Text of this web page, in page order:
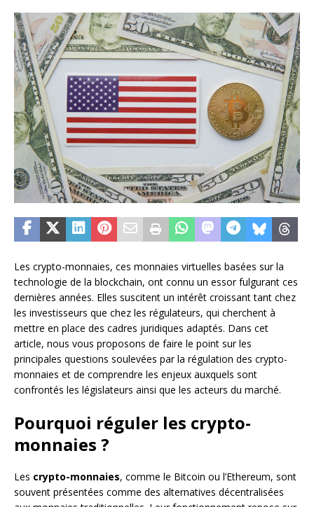
Les crypto-monnaies, ces monnaies virtuelles basées sur la
technologie de la blockchain, ont connu un essor fulgurant ces
dernières années. Elles suscitent un intérêt croissant tant chez
les investisseurs que chez les régulateurs, qui cherchent à
mettre en place des cadres juridiques adaptés. Dans cet
article, nous vous proposons de faire le point sur les
principales questions soulevées par la régulation des crypto-
monnaies et de comprendre les enjeux auxquels sont
confrontés les législateurs ainsi que les acteurs du marché.
Pourquoi réguler les crypto-
monnaies ?
Les crypto-monnaies, comme le Bitcoin ou l’Ethereum, sont
souvent présentées comme des alternatives décentralisées